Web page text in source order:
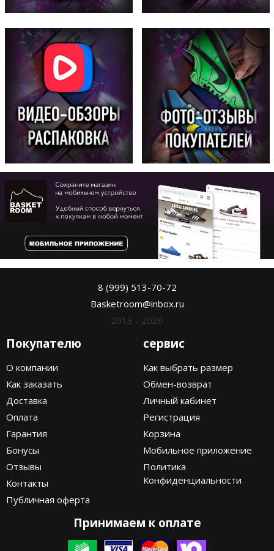
8 (999) 513-70-72
Basketroom@inbox.ru
2013 - 2026
Покупателю
О компании
Как заказать
Доставка
Оплата
Гарантия
Бонусы
Отзывы
Контакты
Публичная оферта
сервис
Как выбрать размер
Обмен-возврат
Личный кабинет
Регистрация
Корзина
Мобильное приложение
Политика
Конфиденциальности
Принимаем к оплате